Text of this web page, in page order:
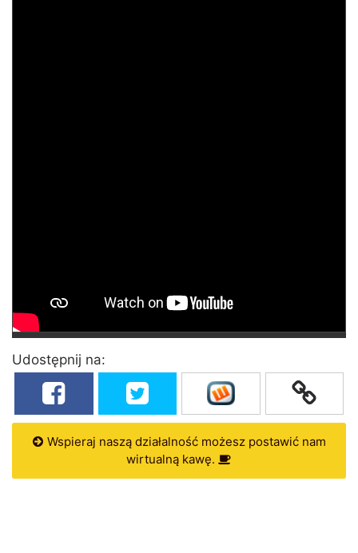
Udostępnij na:
Wspieraj naszą działalność możesz postawić nam
wirtualną kawę.